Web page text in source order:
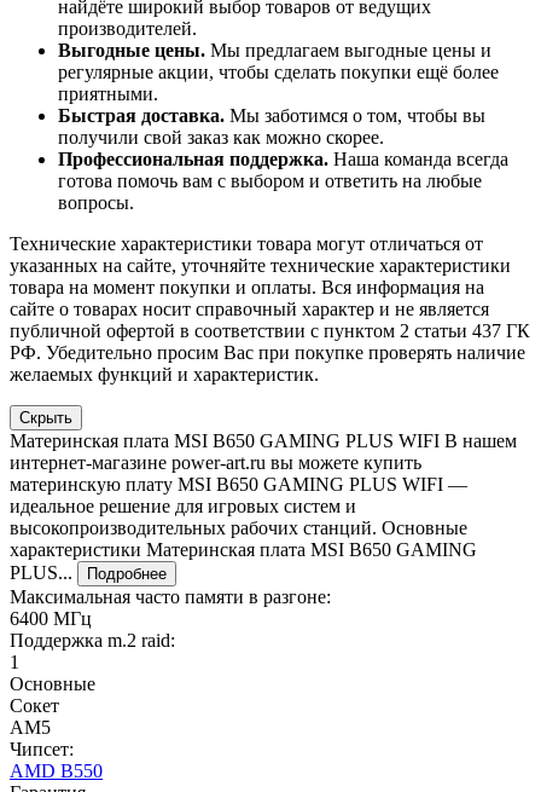
найдёте широкий выбор товаров от ведущих
производителей.
Выгодные цены. Мы предлагаем выгодные цены и
регулярные акции, чтобы сделать покупки ещё более
приятными.
Быстрая доставка. Мы заботимся о том, чтобы вы
получили свой заказ как можно скорее.
Профессиональная поддержка. Наша команда всегда
готова помочь вам с выбором и ответить на любые
вопросы.
Технические характеристики товара могут отличаться от
указанных на сайте, уточняйте технические характеристики
товара на момент покупки и оплаты. Вся информация на
сайте о товарах носит справочный характер и не является
публичной офертой в соответствии с пунктом 2 статьи 437 ГК
РФ. Убедительно просим Вас при покупке проверять наличие
желаемых функций и характеристик.
Скрыть
Материнская плата MSI B650 GAMING PLUS WIFI В нашем
интернет-магазине power-art.ru вы можете купить
материнскую плату MSI B650 GAMING PLUS WIFI —
идеальное решение для игровых систем и
высокопроизводительных рабочих станций. Основные
характеристики Материнская плата MSI B650 GAMING
PLUS...
Подробнее
Максимальная часто памяти в разгоне:
6400 МГц
Поддержка m.2 raid:
1
Основные
Сокет
AM5
Чипсет:
AMD B550